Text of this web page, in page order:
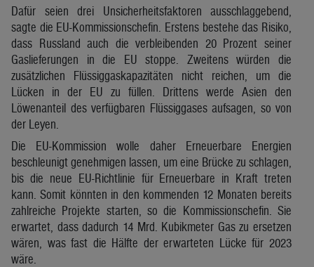
Dafür seien drei Unsicherheitsfaktoren ausschlaggebend,
sagte die EU-Kommissionschefin. Erstens bestehe das Risiko,
dass Russland auch die verbleibenden 20 Prozent seiner
Gaslieferungen in die EU stoppe. Zweitens würden die
zusätzlichen Flüssiggaskapazitäten nicht reichen, um die
Lücken in der EU zu füllen. Drittens werde Asien den
Löwenanteil des verfügbaren Flüssiggases aufsagen, so von
der Leyen.
Die EU-Kommission wolle daher Erneuerbare Energien
beschleunigt genehmigen lassen, um eine Brücke zu schlagen,
bis die neue EU-Richtlinie für Erneuerbare in Kraft treten
kann. Somit könnten in den kommenden 12 Monaten bereits
zahlreiche Projekte starten, so die Kommissionschefin. Sie
erwartet, dass dadurch 14 Mrd. Kubikmeter Gas zu ersetzen
wären, was fast die Hälfte der erwarteten Lücke für 2023
wäre.